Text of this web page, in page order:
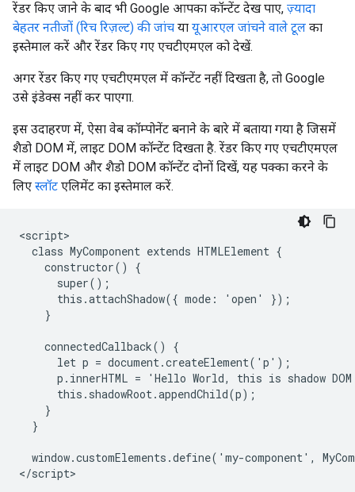
रेंडर किए जाने के बाद भी Google आपका कॉन्टेंट देख पाए, ज़्यादा
बेहतर नतीजों (रिच रिज़ल्ट) की जांच या यूआरएल जांचने वाले टूल का
इस्तेमाल करें और रेंडर किए गए एचटीएमएल को देखें.
अगर रेंडर किए गए एचटीएमएल में कॉन्टेंट नहीं दिखता है, तो Google
उसे इंडेक्स नहीं कर पाएगा.
इस उदाहरण में, ऐसा वेब कॉम्पोनेंट बनाने के बारे में बताया गया है जिसमें
शैडो DOM में, लाइट DOM कॉन्टेंट दिखता है. रेंडर किए गए एचटीएमएल
में लाइट DOM और शैडो DOM कॉन्टेंट दोनों दिखें, यह पक्का करने के
लिए स्लॉट एलिमेंट का इस्तेमाल करें.
<script>
  class MyComponent extends HTMLElement {
    constructor() {
      super();
      this.attachShadow({ mode: 'open' });
    }
    connectedCallback() {
      let p = document.createElement('p');
p.innerHTML = 'Hello World, this is shadow
      this.shadowRoot.appendChild(p);
    }
  }
window.customElements.define('my-component',
</script>